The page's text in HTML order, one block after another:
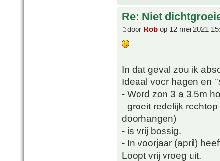
Re: Niet
door Rob op 12 mei 2021
In dat geval zou ik
Ideaal voor hagen en
- Word zon 3 a 3.5m
- groeit redelijk
doorhangen)
- is vrij bossig.
- In voorjaar (april)
Loopt vrij vroeg uit.